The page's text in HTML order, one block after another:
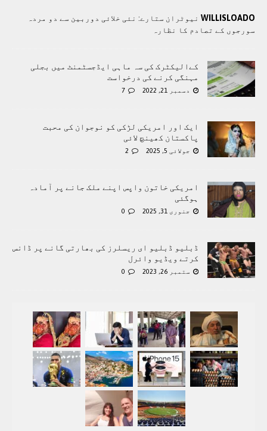
WILLISLOADO نیوٹران ستارے: نئی خلائی دوربین سے دو مردہ
سورجوں کے تصادم کا نظارہ
کےالیکٹرک کی سہ ماہی ایڈجسٹمنٹ میں بجلی
مہنگی کرنے کی درخواست
دسمبر 21, 2022 7
ایک اور امریکی لڑکی کو نوجوان کی محبت
پاکستان کھینچ لائی
جولائی 5, 2025 2
امریکی خاتون واپس اپنے ملک جانے پر آمادہ
ہوگئی
جنوری 31, 2025 0
ڈبلیو ڈبلیو ای ریسلرز کی بھارتی گانے پر ڈانس
کرتے ویڈیو وائرل
ستمبر 26, 2023 0